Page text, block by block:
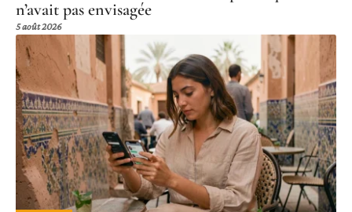
n’avait pas envisagée
5 août 2026